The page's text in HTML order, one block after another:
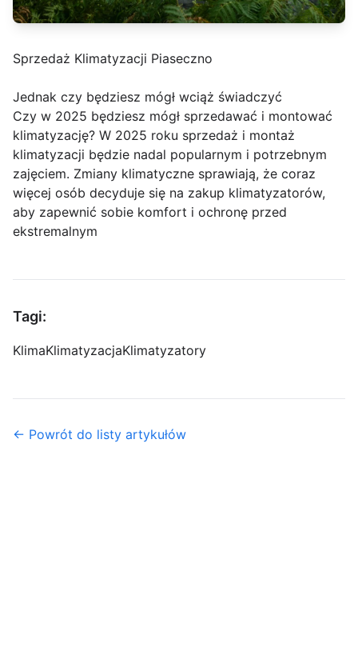
Sprzedaż Klimatyzacji Piaseczno
Jednak czy będziesz mógł wciąż świadczyć
Czy w 2025 będziesz mógł sprzedawać i montować
klimatyzację? W 2025 roku sprzedaż i montaż
klimatyzacji będzie nadal popularnym i potrzebnym
zajęciem. Zmiany klimatyczne sprawiają, że coraz
więcej osób decyduje się na zakup klimatyzatorów,
aby zapewnić sobie komfort i ochronę przed
ekstremalnym
Tagi:
KlimaKlimatyzacjaKlimatyzatory
← Powrót do listy artykułów